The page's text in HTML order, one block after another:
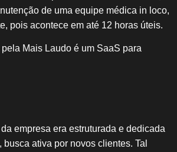
de uma equipe médica in loco,
pois acontece em até 12 horas úteis.
Mais Laudo é um SaaS para
empresa era estruturada e dedicada
ativa por novos clientes. Tal